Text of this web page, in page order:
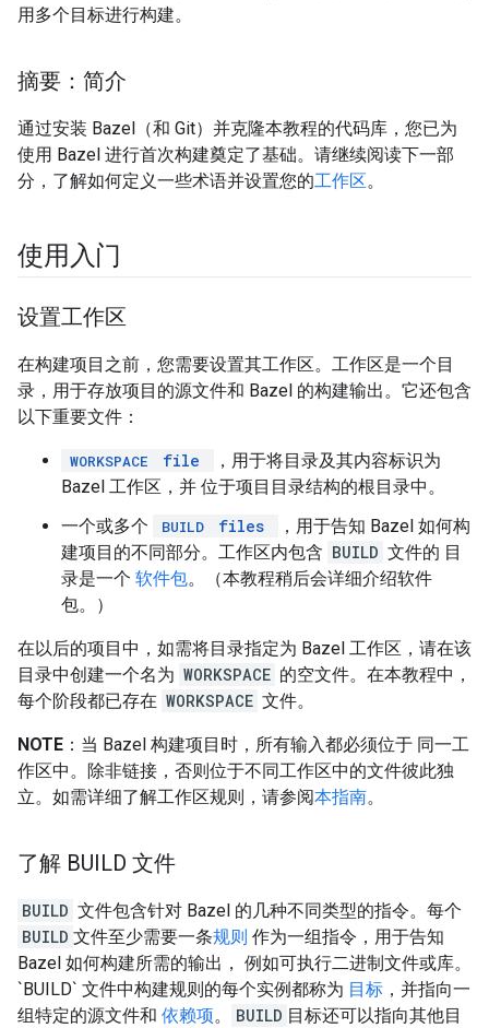
用多个目标进行构建。
摘要：简介
通过安装 Bazel（和 Git）并克隆本教程的代码库，您已为
使用 Bazel 进行首次构建奠定了基础。请继续阅读下一部
分，了解如何定义一些术语并设置您的工作区。
使用入门
设置工作区
在构建项目之前，您需要设置其工作区。工作区是一个目
录，用于存放项目的源文件和 Bazel 的构建输出。它还包含
以下重要文件：
WORKSPACE file
，用于将目录及其内容标识为
Bazel 工作区，并 位于项目目录结构的根目录中。
一个或多个
BUILD files
，用于告知 Bazel 如何构
建项目的不同部分。工作区内包含 BUILD 文件的 目
录是一个 软件包。（本教程稍后会详细介绍软件
包。）
在以后的项目中，如需将目录指定为 Bazel 工作区，请在该
目录中创建一个名为 WORKSPACE 的空文件。在本教程中，
每个阶段都已存在 WORKSPACE 文件。
NOTE ：当 Bazel 构建项目时，所有输入都必须位于 同一工
作区中。除非链接，否则位于不同工作区中的文件彼此独
立。如需详细了解工作区规则，请参阅本指南。
了解 BUILD 文件
BUILD 文件包含针对 Bazel 的几种不同类型的指令。每个
BUILD 文件至少需要一条规则 作为一组指令，用于告知
Bazel 如何构建所需的输出， 例如可执行二进制文件或库。
`BUILD` 文件中构建规则的每个实例都称为 目标 ，并指向一
组特定的源文件和 依赖项。 BUILD 目标还可以指向其他目